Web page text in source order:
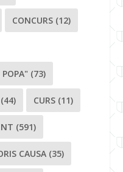
CONCURS (12)
(73)
(44) CURS (11)
(591)
CAUSA (35)